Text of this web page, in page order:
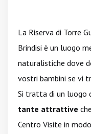
La Riserva di Torre
Brindisi è un luogo
naturalistiche dove
vostri bambini se vi
Si tratta di un luogo
tante attrattive
Centro Visite in